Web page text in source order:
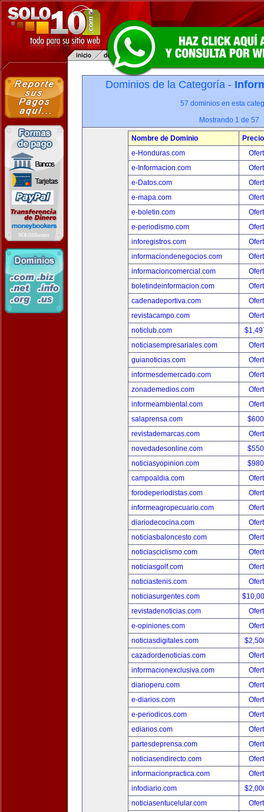
Dominios de la Categoría -
57 dominios en esta
Mostrando 1 de 57
Nombre de Dominio
Precio
e-Honduras.com
e-Informacion.com
e-Datos.com
e-mapa.com
e-boletin.com
e-periodismo.com
inforegistros.com
informaciondenegocios.com
informacioncomercial.com
boletindeinformacion.com
cadenadeportiva.com
revistacampo.com
noticlub.com
noticiasempresariales.com
guianoticias.com
informesdemercado.com
zonademedios.com
informeambiental.com
salaprensa.com
revistademarcas.com
novedadesonline.com
noticiasyopinion.com
campoaldia.com
forodeperiodistas.com
informeagropecuario.com
diariodecocina.com
noticiasbaloncesto.com
noticiasciclismo.com
noticiasgolf.com
noticiastenis.com
noticiasurgentes.com
revistadenoticias.com
e-opiniones.com
noticiasdigitales.com
cazadordenoticias.com
informacionexclusiva.com
diarioperu.com
e-diarios.com
e-periodicos.com
ediarios.com
partesdeprensa.com
noticiasendirecto.com
informacionpractica.com
infodiario.com
noticiasentucelular.com